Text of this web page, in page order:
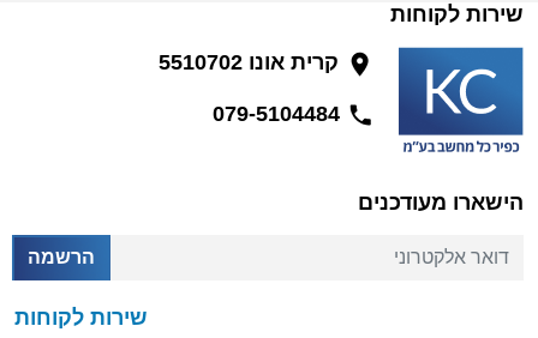
שירות לקוחות
קרית אונו 5510702
הישארו מעודכנים
דואר אלקטרוני הרשמה
שירות לקוחות